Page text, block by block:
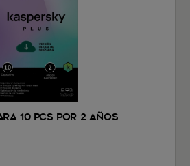
10 PCs por 2 Años